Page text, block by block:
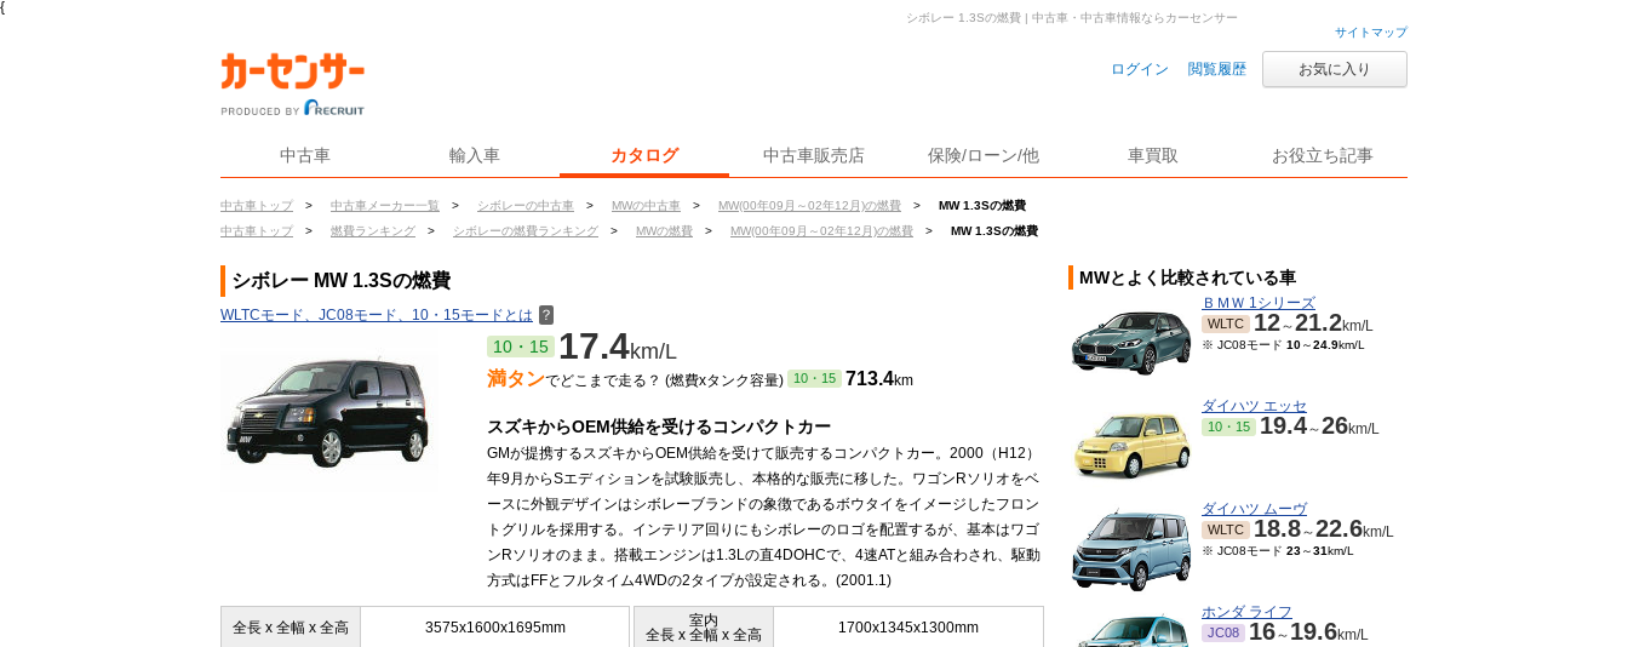
{
サイトマップ
ログイン 閲覧履歴 お気に入り
中古車 輸入車 カタログ 中古車販売店 保険/ローン/他 車買取 お役立ち記事
中古車トップ > 中古車メーカー一覧 > シボレーの中古車 > MWの中古車 > MW(00年09月～02年12月)の燃費 >
MW 1.3Sの燃費
中古車トップ
> 燃費ランキング > シボレーの燃費ランキング > MWの燃費 > MW(00年09月～02年12月)の燃費 > MW 1.3Sの燃費
シボレー 1.3Sの燃費 | 中古車・中古車情報ならカーセンサー
シボレー MW 1.3Sの燃費
WLTCモード、JC08モード、10・15モードとは ？
10・15 17.4km/L
満タンでどこまで走る？ (燃費xタンク容量) 10・15 713.4km
スズキからOEM供給を受けるコンパクトカー
GMが提携するスズキからOEM供給を受けて販売するコンパクトカー。2000（H12）
年9月からSエディションを試験販売し、本格的な販売に移した。ワゴンRソリオをベ
ースに外観デザインはシボレーブランドの象徴であるボウタイをイメージしたフロン
トグリルを採用する。インテリア回りにもシボレーのロゴを配置するが、基本はワゴ
ンRソリオのまま。搭載エンジンは1.3Lの直4DOHCで、4速ATと組み合わされ、駆動
方式はFFとフルタイム4WDの2タイプが設定される。(2001.1)
全長 x 全幅 x 全高 3575x1600x1695mm
室内
全長 x 全幅 x 全高
1700x1345x1300mm
MWとよく比較されている車
ＢＭＷ 1シリーズ
WLTC 12～21.2km/L
※ JC08モード 10～24.9km/L
ダイハツ エッセ
10・15 19.4～26km/L
ダイハツ ムーヴ
WLTC 18.8～22.6km/L
※ JC08モード 23～31km/L
ホンダ ライフ
JC08 16～ 19.6km/L